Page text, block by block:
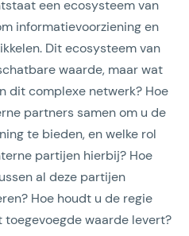
een ecosysteem van
informatievoorziening en
Dit ecosysteem van
waarde, maar wat
dit complexe netwerk? Hoe
partners samen om u de
te bieden, en welke rol
partijen hierbij? Hoe
al deze partijen
Hoe houdt u de regie
waarde levert?